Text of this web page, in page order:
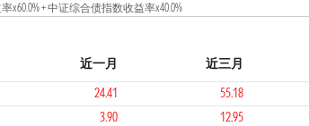
+ 中证综合债指数收益率x40.0%
近一月 近三月
24.41 55.18
3.90 12.95